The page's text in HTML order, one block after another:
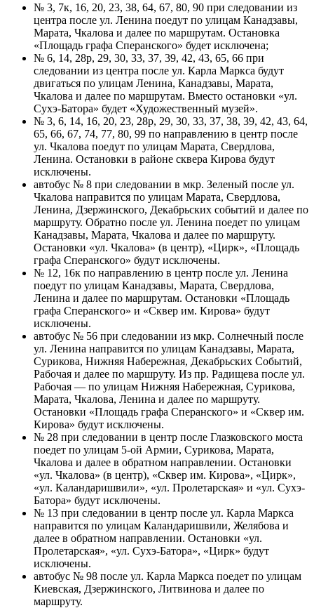
№ 3, 7к, 16, 20, 23, 38, 64, 67, 80, 90 при следовании из
центра после ул. Ленина поедут по улицам Канадзавы,
Марата, Чкалова и далее по маршрутам. Остановка
«Площадь графа Сперанского» будет исключена;
№ 6, 14, 28р, 29, 30, 33, 37, 39, 42, 43, 65, 66 при
следовании из центра после ул. Карла Маркса будут
двигаться по улицам Ленина, Канадзавы, Марата,
Чкалова и далее по маршрутам. Вместо остановки «ул.
Сухэ-Батора» будет «Художественный музей».
№ 3, 6, 14, 16, 20, 23, 28р, 29, 30, 33, 37, 38, 39, 42, 43, 64,
65, 66, 67, 74, 77, 80, 99 по направлению в центр после
ул. Чкалова поедут по улицам Марата, Свердлова,
Ленина. Остановки в районе сквера Кирова будут
исключены.
автобус № 8 при следовании в мкр. Зеленый после ул.
Чкалова направится по улицам Марата, Свердлова,
Ленина, Дзержинского, Декабрьских событий и далее по
маршруту. Обратно после ул. Ленина поедет по улицам
Канадзавы, Марата, Чкалова и далее по маршруту.
Остановки «ул. Чкалова» (в центр), «Цирк», «Площадь
графа Сперанского» будут исключены.
№ 12, 16к по направлению в центр после ул. Ленина
поедут по улицам Канадзавы, Марата, Свердлова,
Ленина и далее по маршрутам. Остановки «Площадь
графа Сперанского» и «Сквер им. Кирова» будут
исключены.
автобус № 56 при следовании из мкр. Солнечный после
ул. Ленина направится по улицам Канадзавы, Марата,
Сурикова, Нижняя Набережная, Декабрьских Событий,
Рабочая и далее по маршруту. Из пр. Радищева после ул.
Рабочая — по улицам Нижняя Набережная, Сурикова,
Марата, Чкалова, Ленина и далее по маршруту.
Остановки «Площадь графа Сперанского» и «Сквер им.
Кирова» будут исключены.
№ 28 при следовании в центр после Глазковского моста
поедет по улицам 5-ой Армии, Сурикова, Марата,
Чкалова и далее в обратном направлении. Остановки
«ул. Чкалова» (в центр), «Сквер им. Кирова», «Цирк»,
«ул. Каландаришвили», «ул. Пролетарская» и «ул. Сухэ-
Батора» будут исключены.
№ 13 при следовании в центр после ул. Карла Маркса
направится по улицам Каландаришвили, Желябова и
далее в обратном направлении. Остановки «ул.
Пролетарская», «ул. Сухэ-Батора», «Цирк» будут
исключены.
автобус № 98 после ул. Карла Маркса поедет по улицам
Киевская, Дзержинского, Литвинова и далее по
маршруту.